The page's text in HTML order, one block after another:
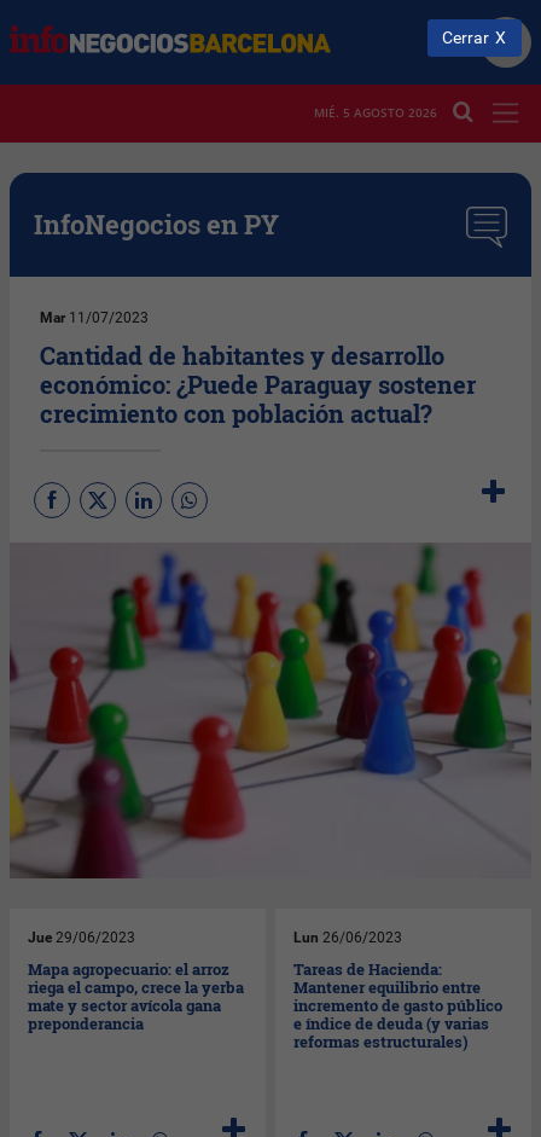
MIÉ. 5 AGOSTO 2026
InfoNegocios en PY
Mar 11/07/2023
Cantidad de habitantes y desarrollo
económico: ¿Puede Paraguay sostener
crecimiento con población actual?
Jue 29/06/2023
Mapa agropecuario: el arroz
riega el campo, crece la yerba
mate y sector avícola gana
preponderancia
Lun 26/06/2023
Tareas de Hacienda:
Mantener equilibrio entre
incremento de gasto público
e índice de deuda (y varias
reformas estructurales)
Cerrar